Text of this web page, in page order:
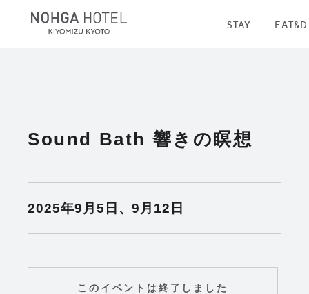
STAY
Sound Bath 響きの瞑想
2025年9月5日、9月12日
このイベントは終了しました